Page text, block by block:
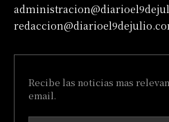
Recibe las noticias mas
email.